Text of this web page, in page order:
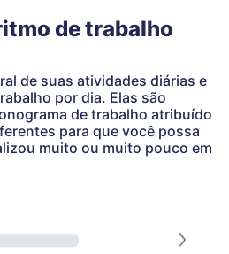
de trabalho
de suas atividades diárias e
por dia. Elas são
de trabalho atribuído
para que você possa
muito ou muito pouco em